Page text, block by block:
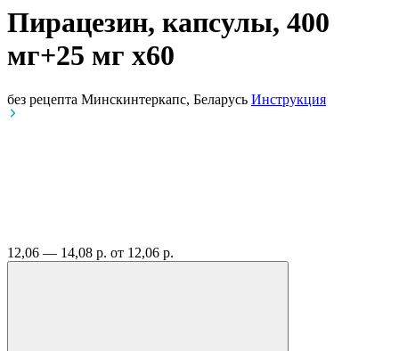
Пирацезин, капсулы, 400
мг+25 мг x60
без рецепта Минскинтеркапс, Беларусь Инструкция
12,06 — 14,08 р. от 12,06 р.